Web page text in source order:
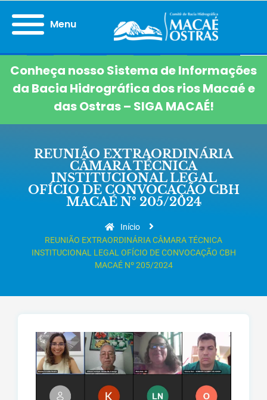
Menu
Conheça nosso Sistema de Informações
da Bacia Hidrográfica dos rios Macaé e
das Ostras – SIGA MACAÉ!
REUNIÃO EXTRAORDINÁRIA
CÂMARA TÉCNICA
INSTITUCIONAL LEGAL
OFÍCIO DE CONVOCAÇÃO CBH
MACAÉ Nº 205/2024
Início
REUNIÃO EXTRAORDINÁRIA CÂMARA TÉCNICA
INSTITUCIONAL LEGAL OFÍCIO DE CONVOCAÇÃO CBH
MACAÉ Nº 205/2024